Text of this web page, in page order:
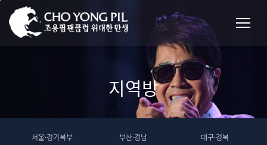
지역방
서울·경기북부 부산·경남 대구·경북